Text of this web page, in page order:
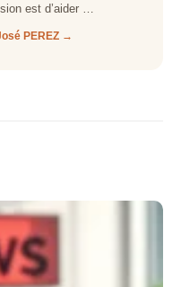
est d’aider …
PEREZ →